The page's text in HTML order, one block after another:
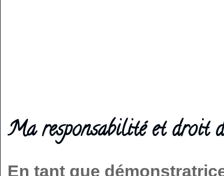
Ma responsabilité et droit
En tant que